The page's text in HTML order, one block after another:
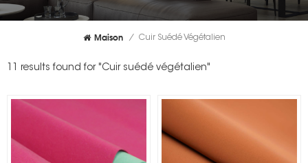
Maison / Cuir Suédé Végétalien
11 results found for "Cuir suédé végétalien"